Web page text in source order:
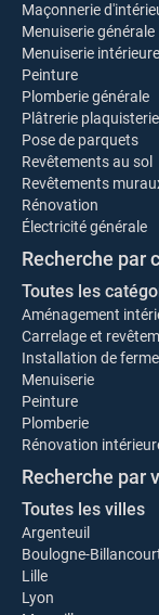
Maçonnerie
Menuiserie générale
Menuiserie intérieure
Peinture
Plomberie générale
Plâtrerie plaquisterie
Pose de parquets
Revêtements au sol
Revêtements
Rénovation
Électricité générale
Recherche par
Toutes les
Aménagement
Carrelage et
Installation de
Menuiserie
Peinture
Plomberie
Rénovation
Recherche par
Toutes les villes
Argenteuil
Boulogne-
Lille
Lyon